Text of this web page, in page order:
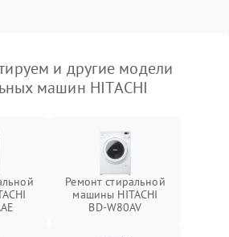
и другие модели
машин HITACHI
Ремонт стиральной
машины HITACHI
BD-W80AV